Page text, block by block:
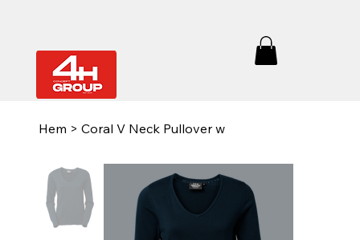
Hem > Coral V Neck Pullover w